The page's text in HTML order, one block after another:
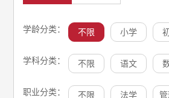
学龄分类： 不限 小学
学科分类： 不限 语文
职业分类： 不限 法学